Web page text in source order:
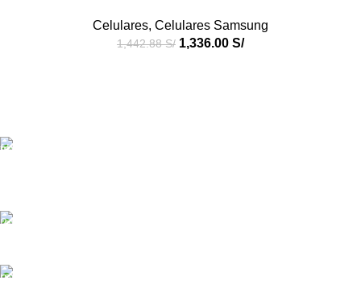
Celulares, Celulares Samsung
1,442.88S/ 1,336.00 S/